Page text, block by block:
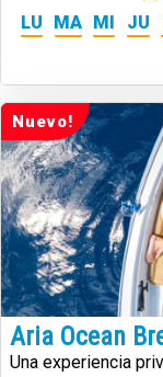
LU MA MI JU
Nuevo!
Aria Ocean
Una experiencia